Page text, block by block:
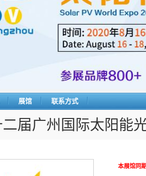
展馆 联系方式
届广州国际太阳能
本展馆同